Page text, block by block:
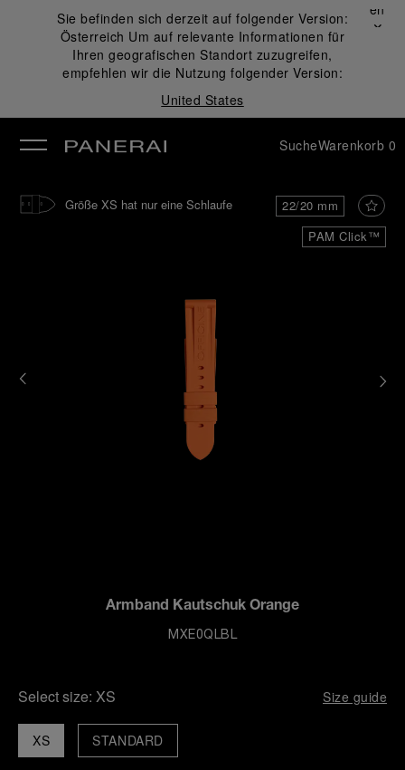
Sie befinden sich derzeit auf folgender Version:
Österreich Um auf relevante Informationen für
Ihren geografischen Standort zuzugreifen,
empfehlen wir die Nutzung folgender Version:
United States
Schließen
✕
SucheWarenkorb 0
PAM Click™
22/20 mm
Größe XS hat nur eine Schlaufe
Armband Kautschuk Orange
MXE0QLBL
Select size: XS Size guide
XS STANDARD